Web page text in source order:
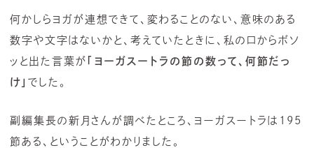
何かしらヨガが連想できて、変わることのない、意味のある
数字や文字はないかと、考えていたときに、私の口からボソ
ッと出た言葉が
「ヨーガスートラの節の数って、何節だっ
け」 でした。
副編集長の新月さんが調べたところ、ヨーガスートラは195
節ある、ということがわかりました。